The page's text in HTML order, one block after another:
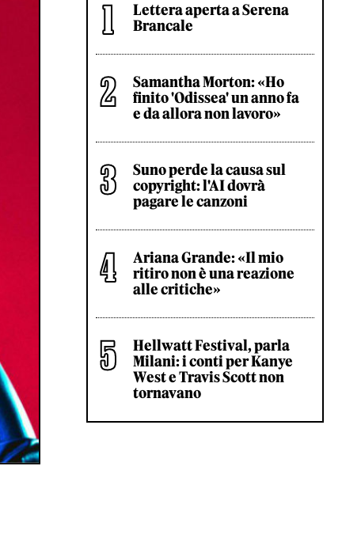
Lettera aperta a Serena
Brancale
Samantha Morton: «Ho
finito 'Odissea' un anno fa
e da allora non lavoro»
Suno perde la causa sul
copyright: l'AI dovrà
pagare le canzoni
Ariana Grande: «Il mio
ritiro non è una reazione
alle critiche»
Hellwatt Festival, parla
Milani: i conti per Kanye
West e Travis Scott non
tornavano